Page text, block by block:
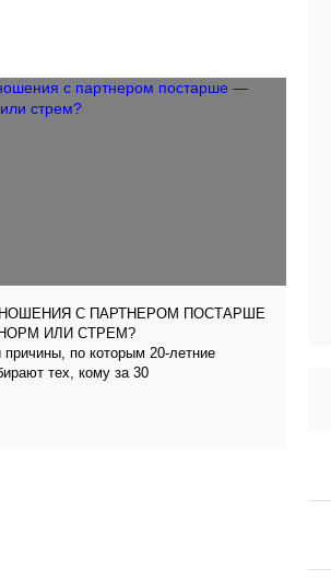
С ПАРТНЕРОМ ПОСТАРШЕ
ИЛИ СТРЕМ?
причины, по которым 20-летние
тех, кому за 30